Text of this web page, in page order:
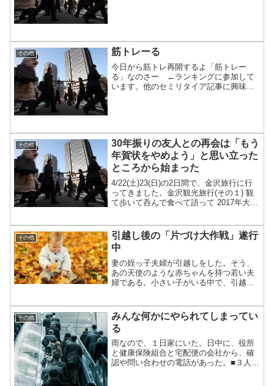
その他 筋トレーる
今日から筋トレ再開するよ「筋トレー
る」なのさー ←ランキングに参加して
います。他のセミリタイア記事に興味が
その他
30年振りの友人との再会は「もう
年賀状をやめよう」と思い立った
ところから始まった
4/22(土)23(日)の2日間で、金沢旅行に行
ってきました。金沢観光旅行(その１) 観
て歩いて呑んで食べて語って 2017年大学
うのは約30年振りです。30年てスゴイ...
その他
引越し後の「片づけ大作戦」遂行
中
妻の姪っ子夫婦が引越しをした。そう、
あの天使のような赤ちゃんを持つ若い夫
婦である。小さい子がいる中で、引越し
ていた。姪っ子からの救援依頼が来れ
ば、合法的(?)に天使（娘...
その他
みんな何かにやられてしまってい
る
雨なので、１日家にいた。日中に、役所
と健康保険組合と宅配便の会社から、確
認や問い合わせの電話があった。■３人と